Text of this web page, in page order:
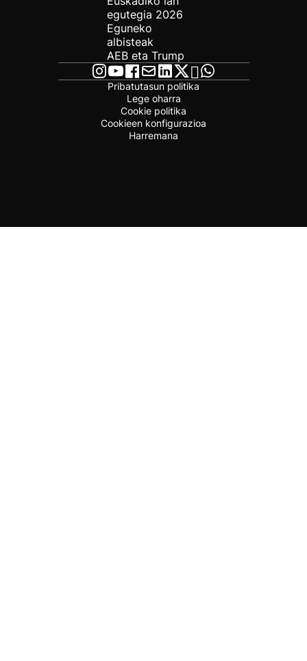
egutegia 2026
Eguneko
albisteak
AEB eta Trump
Pribatutasun politika
Lege oharra
Cookie politika
Cookieen konfigurazioa
Harremana